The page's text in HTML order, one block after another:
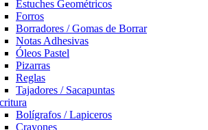
Estuches Geométricos
Forros
Borradores / Gomas de Borrar
Notas Adhesivas
Óleos Pastel
Pizarras
Reglas
Tajadores / Sacapuntas
Bolígrafos / Lapiceros
Crayones